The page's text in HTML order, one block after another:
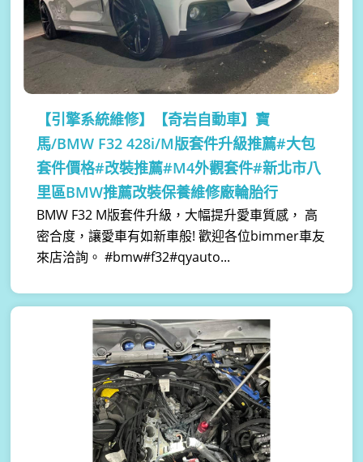
【引擎系統維修】
【奇岩自動車】寶
馬/BMW F32 428i/M版套件升級推薦#大包
套件價格#改裝推薦#M4外觀套件#新北市八
里區BMW推薦改裝保養維修廠輪胎行
BMW F32 M版套件升級，大幅提升愛車質感， 高
密合度，讓愛車有如新車般! 歡迎各位bimmer車友
來店洽詢。 #bmw#f32#qyauto...